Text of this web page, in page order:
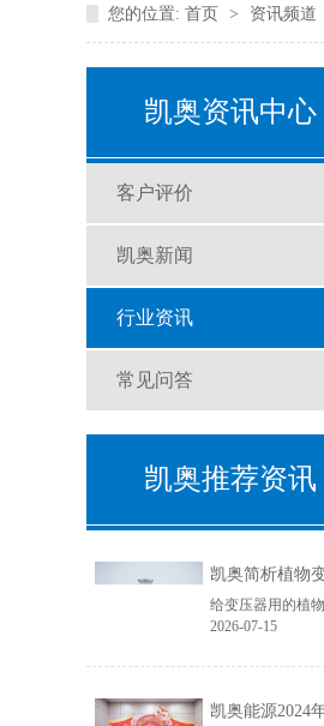
您的位置: 首页 > 资讯频道
凯奥资讯中心
客户评价
凯奥新闻
行业资讯
常见问答
凯奥推荐资讯
2026-07-15